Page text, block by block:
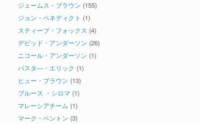
ジェームス・ブラウン (155)
ジョン・ベネディクト (1)
スティーブ・フォックス (4)
デビッド・アンダーソン (26)
ニコール・アンダーソン (1)
パスタ―・エリック (1)
ヒュー・ブラウン (13)
ブルース ・シロマ (1)
マレーシアチーム (1)
マーク・ベントン (3)